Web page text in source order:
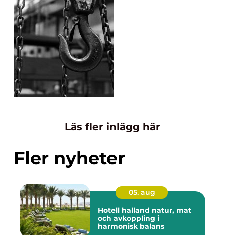
Läs fler inlägg här
Fler nyheter
05. aug
Hotell halland natur, mat
och avkoppling i
harmonisk balans